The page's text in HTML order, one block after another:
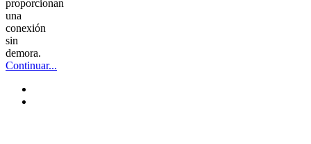
proporcionan
una
conexión
sin
demora.
Continuar...